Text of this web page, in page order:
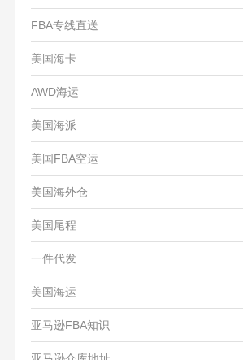
FBA专线直送
美国海卡
AWD海运
美国海派
美国FBA空运
美国海外仓
美国尾程
一件代发
美国海运
亚马逊FBA知识